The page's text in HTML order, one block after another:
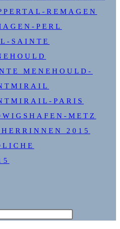
REMAGEN
PERL
SAINTE
MENEHOULD-
PARIS
METZ
2015